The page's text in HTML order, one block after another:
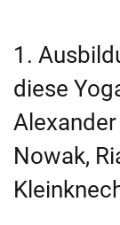
1.
diese
Nowak,